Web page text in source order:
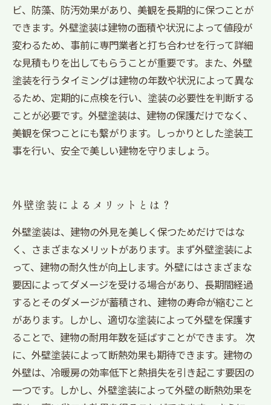
ビ、防藻、防汚効果があり、美観を長期的に保つことが
できます。外壁塗装は建物の面積や状況によって値段が
変わるため、事前に専門業者と打ち合わせを行って詳細
な見積もりを出してもらうことが重要です。また、外壁
塗装を行うタイミングは建物の年数や状況によって異な
るため、定期的に点検を行い、塗装の必要性を判断する
ことが必要です。外壁塗装は、建物の保護だけでなく、
美観を保つことにも繋がります。しっかりとした塗装工
事を行い、安全で美しい建物を守りましょう。
外壁塗装によるメリットとは？
外壁塗装は、建物の外見を美しく保つためだけではな
く、さまざまなメリットがあります。まず外壁塗装によ
って、建物の耐久性が向上します。外壁にはさまざまな
要因によってダメージを受ける場合があり、長期間経過
するとそのダメージが蓄積され、建物の寿命が縮むこと
があります。しかし、適切な塗装によって外壁を保護す
ることで、建物の耐用年数を延ばすことができます。 次
に、外壁塗装によって断熱効果も期待できます。建物の
外壁は、冷暖房の効率低下と熱損失を引き起こす要因の
一つです。しかし、外壁塗装によって外壁の断熱効果を